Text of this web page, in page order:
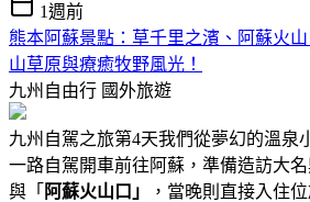
1週前
熊本阿蘇景點：草千里之濱、阿蘇火
山草原與療癒牧野風光！
九州自由行 國外旅遊
九州自駕之旅第4天我們從夢幻的溫泉
一路自駕開車前往阿蘇，準備造訪大名
與「 阿蘇火山口」
，當晚則直接入住